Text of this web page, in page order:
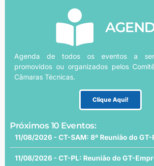
Agenda de todos os eventos a
promovidos ou organizados pelos
Câmaras Técnicas.
Clique Aqui!
Próximos 10 Eventos:
11/08/2026 - CT-SAM: 8ª Reunião do GT-
11/08/2026 - CT-PL: Reunião do GT-